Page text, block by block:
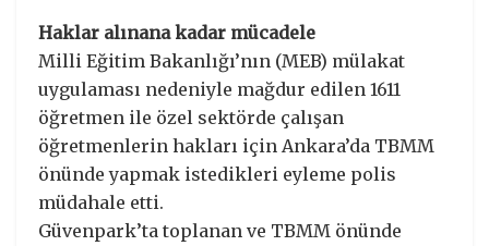
Haklar alınana kadar mücadele
Milli Eğitim Bakanlığı’nın (MEB) mülakat
uygulaması nedeniyle mağdur edilen 1611
öğretmen ile özel sektörde çalışan
öğretmenlerin hakları için Ankara’da TBMM
önünde yapmak istedikleri eyleme polis
müdahale etti.
Güvenpark’ta toplanan ve TBMM önünde